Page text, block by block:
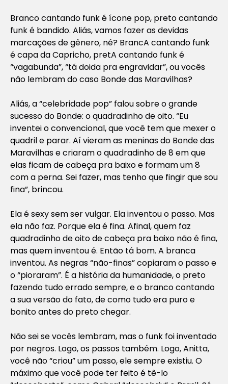
Branco cantando funk é ícone pop, preto cantando
funk é bandido. Aliás, vamos fazer as devidas
marcações de gênero, né? BrancA cantando funk
é capa da Capricho, pretA cantando funk é
“vagabunda”, “tá doida pra engravidar”, ou vocês
não lembram do caso Bonde das Maravilhas?
Aliás, a “celebridade pop” falou sobre o grande
sucesso do Bonde: o quadradinho de oito. “Eu
inventei o convencional, que você tem que mexer o
quadril e parar. Aí vieram as meninas do Bonde das
Maravilhas e criaram o quadradinho de 8 em que
elas ficam de cabeça pra baixo e formam um 8
com a perna. Sei fazer, mas tenho que fingir que sou
fina”, brincou.
Ela é sexy sem ser vulgar. Ela inventou o passo. Mas
ela não faz. Porque ela é fina. Afinal, quem faz
quadradinho de oito de cabeça pra baixo não é fina,
mas quem inventou é. Então tá bom. A branca
inventou. As negras “não-finas” copiaram o passo e
o “pioraram”. É a história da humanidade, o preto
fazendo tudo errado sempre, e o branco contando
a sua versão do fato, de como tudo era puro e
bonito antes do preto chegar.
Não sei se vocês lembram, mas o funk foi inventado
por negros. Logo, os passos também. Logo, Anitta,
você não “criou” um passo, ele sempre existiu. O
máximo que você pode ter feito é tê-lo